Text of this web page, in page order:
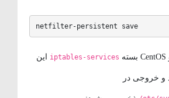
netfilter-persistent save
iptables-services این
و خروجی در